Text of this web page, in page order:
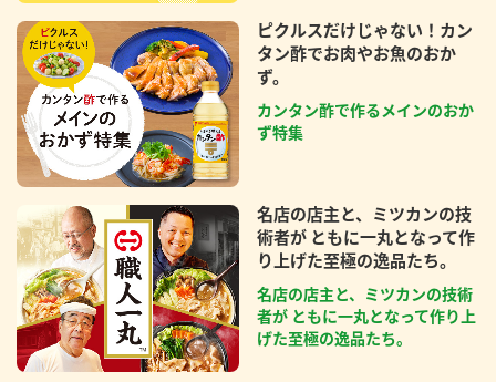
ピクルスだけじゃない！カン
タン酢でお肉やお魚のおか
ず。
カンタン酢で作るメインのおか
ず特集
名店の店主と、ミツカンの技
術者が ともに一丸となって作
り上げた至極の逸品たち。
名店の店主と、ミツカンの技術
者が ともに一丸となって作り上
げた至極の逸品たち。